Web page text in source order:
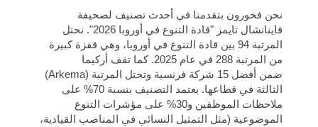
فاينانشال تايمز "قادة التنوع في أوروبا 2026". نحتل
المرتبة 94 بين قادة التنوع في أوروبا، وهي قفزة كبيرة
من المرتبة 288 في عام 2025. كما تقف أركيما
(Arkema) ضمن أفضل 15 شركة فرنسية وتحتل المرتبة
الثالثة في قطاعها. يعتمد التصنيف بنسبة 70% على
ملاحظات الموظفين و30% على مؤشرات التنوع
الموضوعية (مثل التمثيل النسائي في المناصب القيادية،